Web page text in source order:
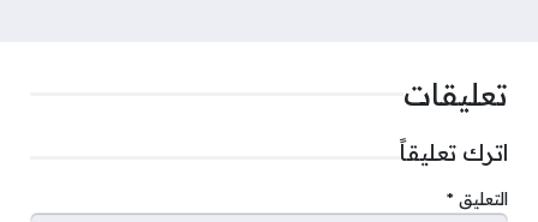
تعليقات
اترك تعليقاً
التعليق *